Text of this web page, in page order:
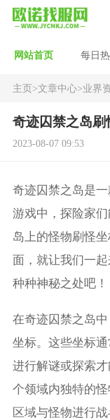
网站首页 每日
主页>文章中心>业界
奇迹囚禁之岛刷
2023-08-07 09:53
奇迹囚禁之岛是
游戏中，探险家
岛上的怪物刷怪
面，就让我们一
种种神秘之处吧！
在奇迹囚禁之岛
坐标。这些坐标
进行解谜或探索
个领域内独特的
区域与怪物进行